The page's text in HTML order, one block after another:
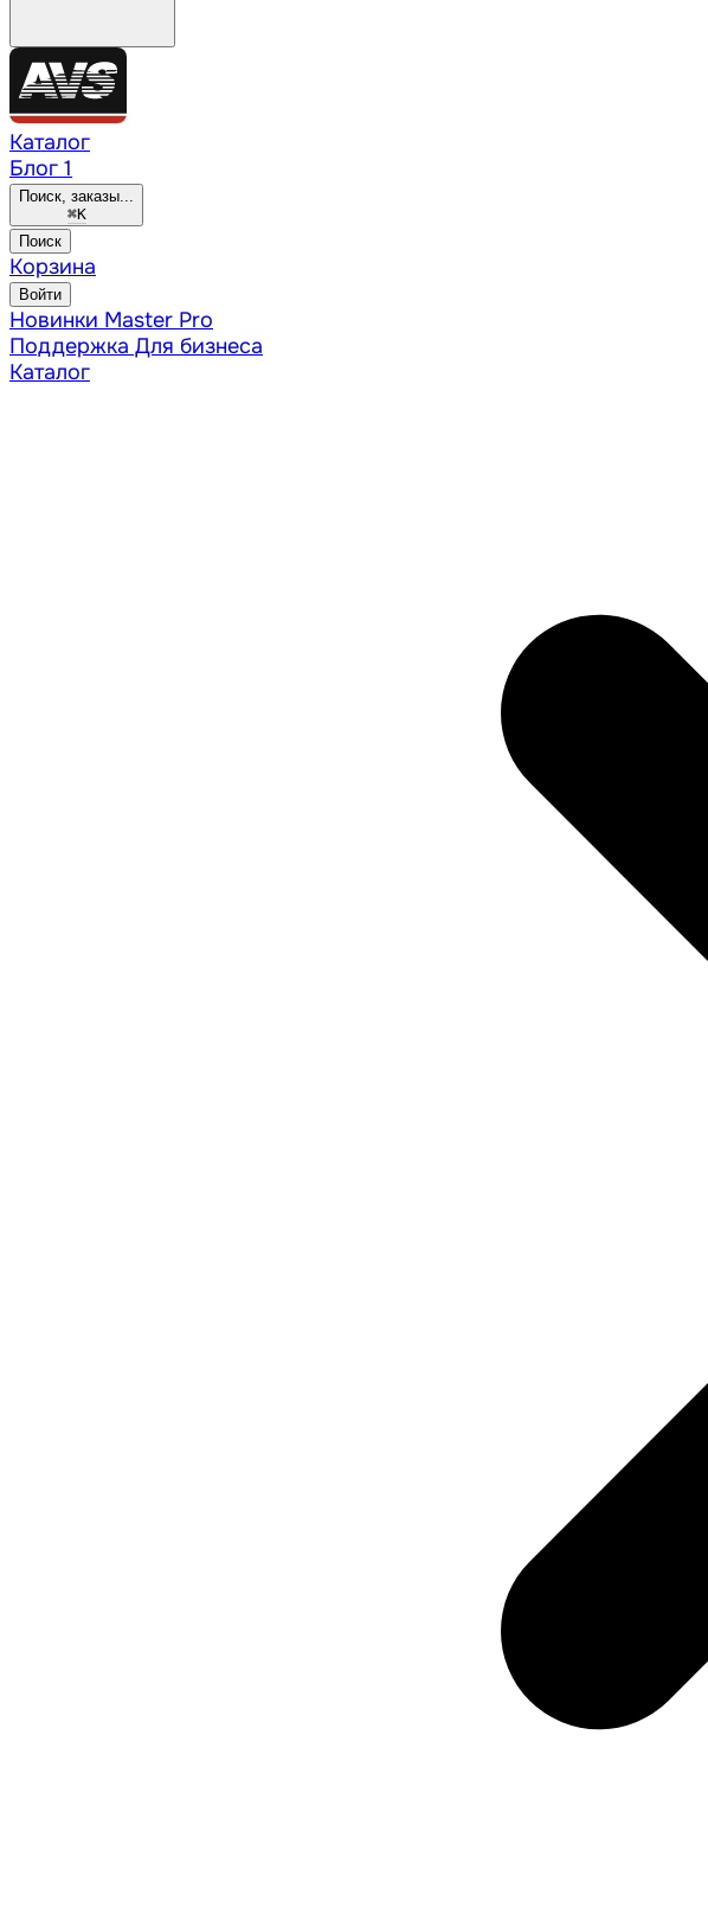
Каталог
Блог 1
Поиск, заказы...
⌘K
Поиск
Корзина
Войти
Новинки Master Pro
Поддержка Для бизнеса
Каталог